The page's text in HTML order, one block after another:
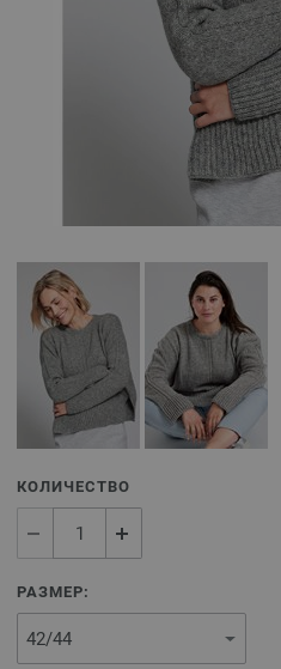
КОЛИЧЕСТВО
РАЗМЕР: